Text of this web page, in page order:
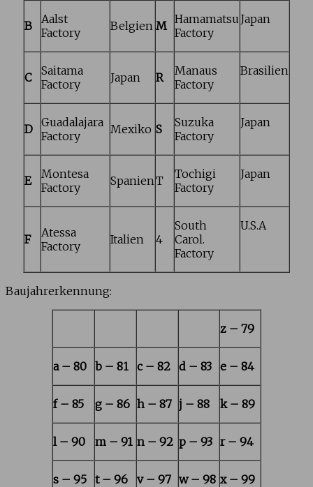
B
Aalst
Factory
Belgien M Hamamatsu
Factory
Japan
C
Saitama
Factory
Japan R
Manaus
Factory
Brasilien
D Guadalajara
Factory
Mexiko S
Suzuka
Factory
Japan
E
Montesa
Factory
SpanienT
Tochigi
Factory
Japan
F
Atessa
Factory
Italien 4
South
Carol.
Factory
U.S.A
Baujahrerkennung:
z – 79
a – 80 b – 81 c – 82 d – 83 e – 84
f – 85 g – 86 h – 87 j – 88 k – 89
l – 90 m – 91 n – 92 p – 93 r – 94
s – 95 t – 96 v – 97 w – 98 x – 99